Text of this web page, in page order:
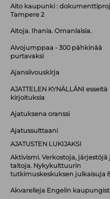
Aito kaupunki :
Tampere 2
Aitoja. Ihania. Omanlaisia.
Aivojumppaa - 300 pähkinää
purtavaksi
Ajansiivouskirja
AJATTELEN KYNÄLLÄNI esseitä
kirjoituksia
Ajatuksena oranssi
Ajatussulttaani
AJATUSTEN LUKIJAKSI
Aktivismi. Verkostoja, järjestöjä
taitoja. Nykykulttuurin
tutkimuskeskuksen julkaisuja
Akvarelleja Engelin